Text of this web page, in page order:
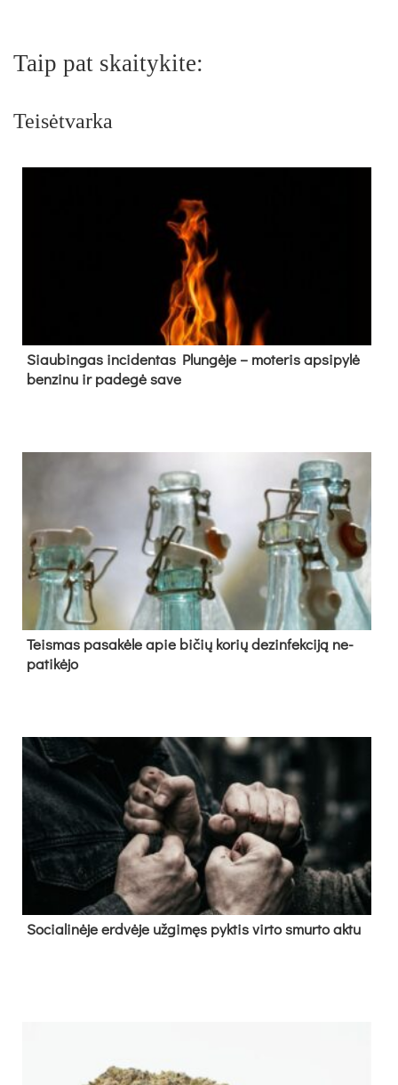
Taip pat skaitykite:
Teisėtvarka
Siau­bin­gas in­ci­den­tas Plun­gė­je – mo­te­ris ap­si­py­lė
ben­zi­nu ir pa­de­gė sa­ve
Teis­mas pa­sa­kė­le apie bi­čių ko­rių de­zin­fek­ci­ją ne­
pa­ti­kė­jo
So­cia­li­nė­je erd­vė­je už­gi­męs pyk­tis vir­to smur­to ak­tu